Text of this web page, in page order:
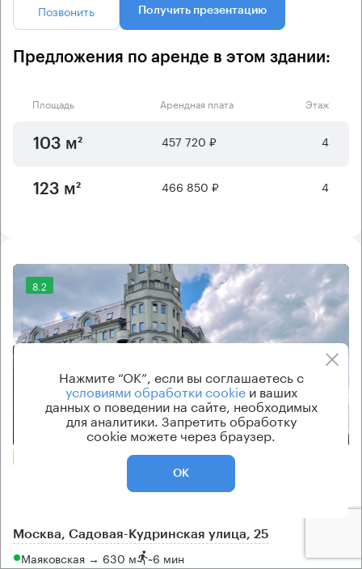
Позвонить Получить презентацию
Предложения по аренде в этом здании:
Площадь Арендная плата Этаж
103 м² 457 720 ₽ 4
123 м² 466 850 ₽ 4
8.2
Еще 1 фото
Москва, Садовая-Кудринская улица, 25
Маяковская → 630 м ~6 мин
Нажмите “ОК”, если вы соглашаетесь с
условиями обработки cookieи ваших
данных о поведении на сайте, необходимых
для аналитики. Запретить обработку
cookie можете через браузер.
ОК